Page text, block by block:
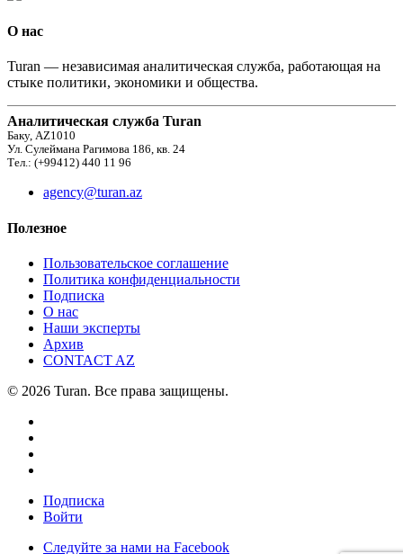
О нас
Turan — независимая аналитическая служба, работающая на
стыке политики, экономики и общества.
Аналитическая служба Turan
Баку, AZ1010
Ул. Сулеймана Рагимова 186, кв. 24
Тел.: (+99412) 440 11 96
agency@turan.az
Полезное
Пользовательское соглашение
Политика конфиденциальности
Подписка
О нас
Наши эксперты
Архив
CONTACT AZ
© 2026 Turan. Все права защищены.
Подписка
Войти
Следуйте за нами на Facebook